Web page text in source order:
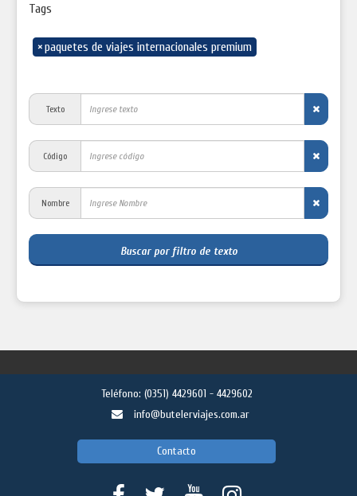
Tags
×paquetes de viajes internacionales premium
Texto
Código
Nombre
Buscar por filtro de texto
Teléfono: (0351) 4429601 - 4429602
info@butelerviajes.com.ar
Contacto